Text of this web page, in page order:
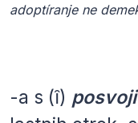
adoptíranje ne
-a s (ȋ)